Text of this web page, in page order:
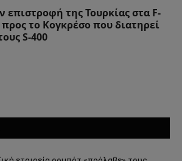
επιστροφή της Τουρκίας στα F-
το Κογκρέσο που διατηρεί
S-400